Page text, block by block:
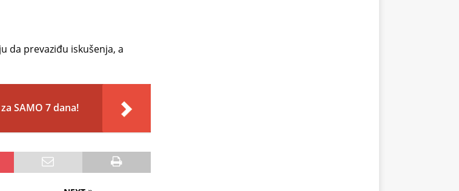
da prevaziđu iskušenja, a
SAMO 7 dana!